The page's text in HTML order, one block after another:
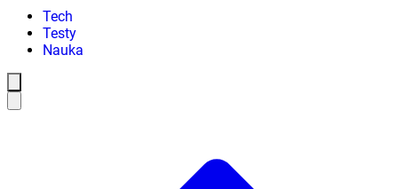
Tech
Testy
Nauka